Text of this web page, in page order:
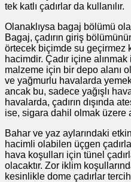
tek katlı çadırlar da kullanılır.
Olanaklıysa bagaj bölümü
Bagaj, çadırın giriş
örtecek biçimde su geçirmez
hacimdir. Çadır içine
malzeme için bir depo alanı
ve yağmurlu havalarda
ancak bu, sadece yağışlı
havalarda, çadırın dışında
ise, sigara dahil olmak üzere
Bahar ve yaz aylarındaki
hacimli olabilen üçgen
hava koşulları için tünel
olacaktır. Zor iklim
kesinlikle dome çadırlar